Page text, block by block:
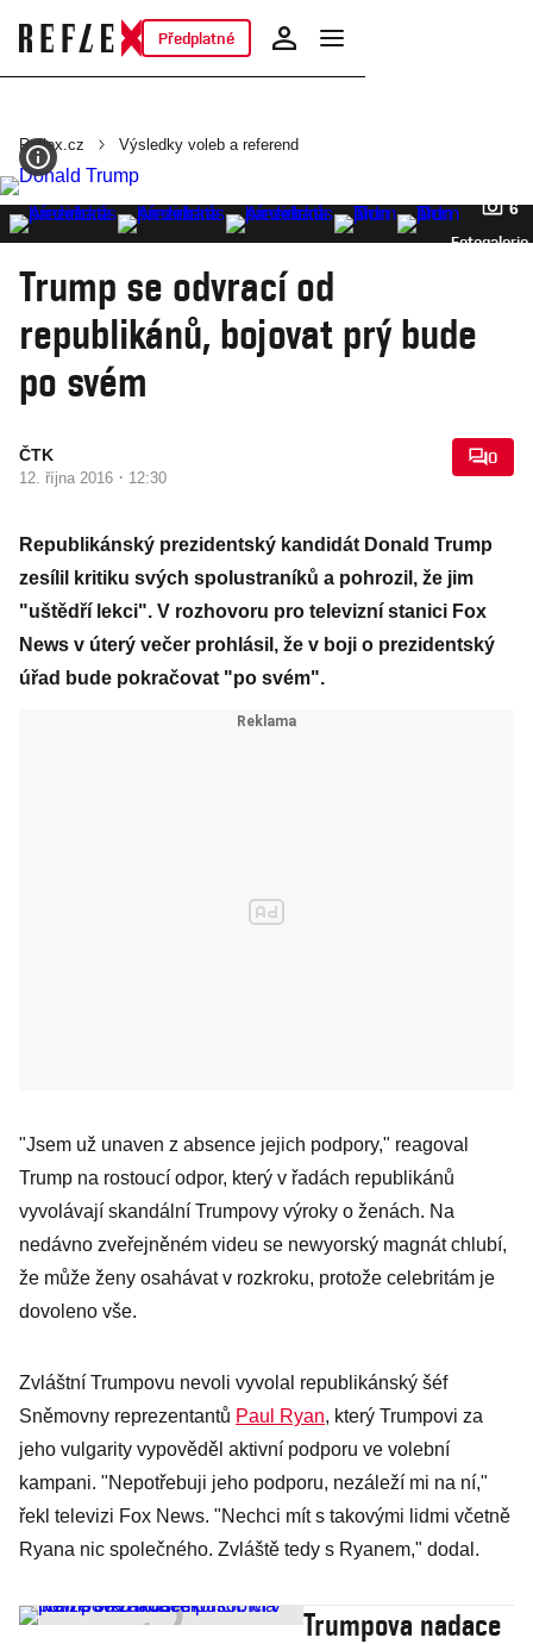
Předplatné
Reflex.cz Výsledky voleb a referend
6
Fotogalerie
Trump se odvrací od
republikánů, bojovat prý bude
po svém
ČTK
12. října 2016 · 12:30
0
Republikánský prezidentský kandidát Donald Trump
zesílil kritiku svých spolustraníků a pohrozil, že jim
"uštědří lekci". V rozhovoru pro televizní stanici Fox
News v úterý večer prohlásil, že v boji o prezidentský
úřad bude pokračovat "po svém".
"Jsem už unaven z absence jejich podpory," reagoval
Trump na rostoucí odpor, který v řadách republikánů
vyvolávají skandální Trumpovy výroky o ženách. Na
nedávno zveřejněném videu se newyorský magnát chlubí,
že může ženy osahávat v rozkroku, protože celebritám je
dovoleno vše.
Zvláštní Trumpovu nevoli vyvolal republikánský šéf
Sněmovny reprezentantů Paul Ryan, který Trumpovi za
jeho vulgarity vypověděl aktivní podporu ve volební
kampani. "Nepotřebuji jeho podporu, nezáleží mi na ní,"
řekl televizi Fox News. "Nechci mít s takovými lidmi včetně
Ryana nic společného. Zvláště tedy s Ryanem," dodal.
Trumpova nadace